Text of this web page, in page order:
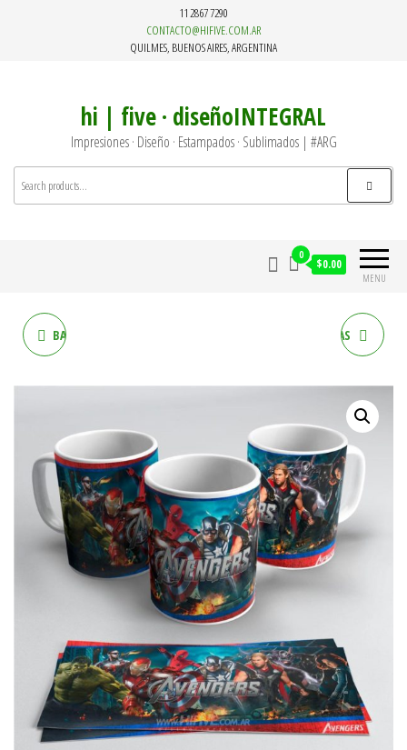
11 2867 7290
CONTACTO@HIFIVE.COM.AR
QUILMES, BUENOS AIRES, ARGENTINA
hi | five · diseñoINTEGRAL
Impresiones · Diseño · Estampados · Sublimados | #ARG
MENU
0
$0.00
BARBIJOS PERSONALIZADOS REMERAS PERSONALIZADAS